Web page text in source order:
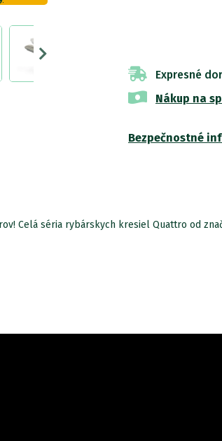
Expresné
Nákup na
Bezpečnostné
Celá séria rybárskych kresiel Quattro od